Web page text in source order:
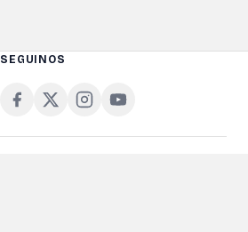
SEGUINOS